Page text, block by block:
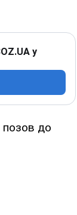
у
позов до